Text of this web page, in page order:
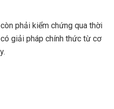
phải kiểm chứng qua thời
giải pháp chính thức từ cơ